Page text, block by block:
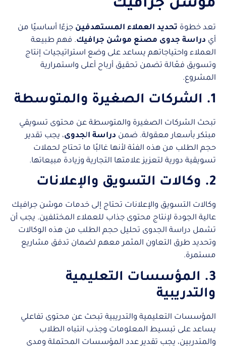
موشن جرافيك
تعد خطوة تحديد العملاء المستهدفين جزءًا أساسيًا من
أي دراسة جدوى مصنع موشن جرافيك. فهم طبيعة
العملاء واحتياجاتهم يساعد على وضع استراتيجيات إنتاج
وتسويق فعّالة تضمن تحقيق أرباح أعلى واستمرارية
المشروع.
1. الشركات الصغيرة والمتوسطة
تبحث الشركات الصغيرة والمتوسطة عن محتوى تسويقي
مبتكر بأسعار معقولة. ضمن دراسة الجدوى، يجب تقدير
حجم الطلب من هذه الفئة لأنها غالبًا ما تحتاج لحملات
تسويقية دورية لتعزيز علامتها التجارية وزيادة مبيعاتها.
2. وكالات التسويق والإعلانات
وكالات التسويق والإعلانات تحتاج إلى خدمات موشن جرافيك
عالية الجودة لإنتاج محتوى جذاب للعملاء المختلفين. يجب أن
تشمل دراسة الجدوى تحليل حجم الطلب من هذه الوكالات
وتحديد طرق التعاون المثمر معهم لضمان تدفق مشاريع
مستمرة.
3. المؤسسات التعليمية
والتدريبية
المؤسسات التعليمية والتدريبية تبحث عن محتوى تفاعلي
يساعد على تبسيط المعلومات وجذب انتباه الطلاب
والمتدربين، يجب تقدير عدد المؤسسات المحتملة ومدى